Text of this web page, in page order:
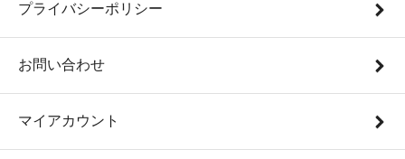
プライバシーポリシー
お問い合わせ
マイアカウント